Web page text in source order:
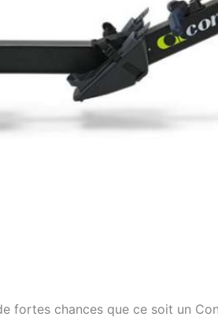
fortes chances que ce soit un